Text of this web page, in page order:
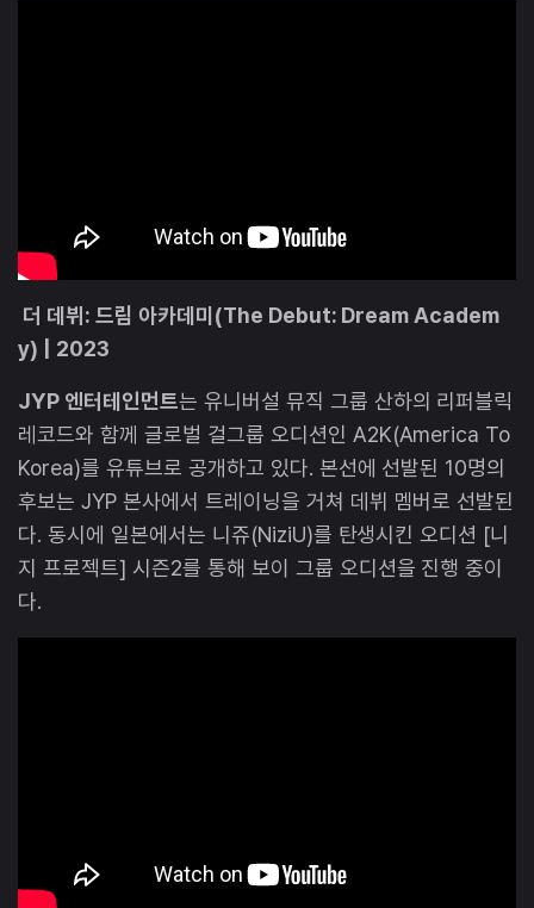
더 데뷔: 드림 아카데미(The Debut: Dream Academ
y) | 2023
JYP 엔터테인먼트는 유니버설 뮤직 그룹 산하의 리퍼블릭
레코드와 함께 글로벌 걸그룹 오디션인 A2K(America To
Korea)를 유튜브로 공개하고 있다. 본선에 선발된 10명의
후보는 JYP 본사에서 트레이닝을 거쳐 데뷔 멤버로 선발된
다. 동시에 일본에서는 니쥬(NiziU)를 탄생시킨 오디션 [니
지 프로젝트] 시즌2를 통해 보이 그룹 오디션을 진행 중이
다.